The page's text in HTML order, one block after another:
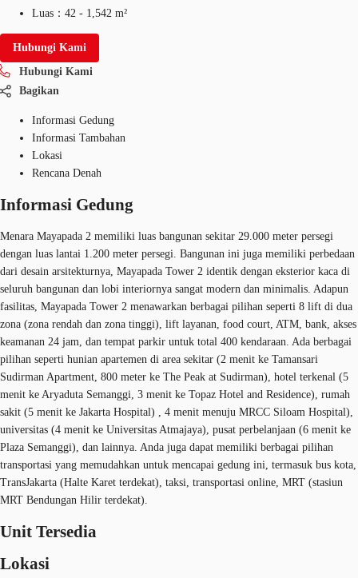
Luas： 42 - 1,542 m²
Hubungi Kami
Hubungi Kami
Bagikan
Informasi Gedung
Informasi Tambahan
Lokasi
Rencana Denah
Informasi Gedung
Menara Mayapada 2 memiliki luas bangunan sekitar 29.000 meter persegi
dengan luas lantai 1.200 meter persegi. Bangunan ini juga memiliki perbedaan
dari desain arsitekturnya, Mayapada Tower 2 identik dengan eksterior kaca di
seluruh bangunan dan lobi interiornya sangat modern dan minimalis. Adapun
fasilitas, Mayapada Tower 2 menawarkan berbagai pilihan seperti 8 lift di dua
zona (zona rendah dan zona tinggi), lift layanan, food court, ATM, bank, akses
keamanan 24 jam, dan tempat parkir untuk total 400 kendaraan. Ada berbagai
pilihan seperti hunian apartemen di area sekitar (2 menit ke Tamansari
Sudirman Apartment, 800 meter ke The Peak at Sudirman), hotel terkenal (5
menit ke Aryaduta Semanggi, 3 menit ke Topaz Hotel and Residence), rumah
sakit (5 menit ke Jakarta Hospital) , 4 menit menuju MRCC Siloam Hospital),
universitas (4 menit ke Universitas Atmajaya), pusat perbelanjaan (6 menit ke
Plaza Semanggi), dan lainnya. Anda juga dapat memiliki berbagai pilihan
transportasi yang memudahkan untuk mencapai gedung ini, termasuk bus kota,
TransJakarta (Halte Karet terdekat), taksi, transportasi online, MRT (stasiun
MRT Bendungan Hilir terdekat).
Unit Tersedia
Lokasi